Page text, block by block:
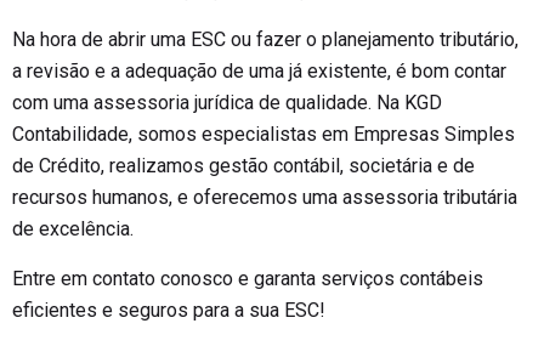
Na hora de abrir uma ESC ou fazer o planejamento tributário,
a revisão e a adequação de uma já existente, é bom contar
com uma assessoria jurídica de qualidade. Na KGD
Contabilidade, somos especialistas em Empresas Simples
de Crédito, realizamos gestão contábil, societária e de
recursos humanos, e oferecemos uma assessoria tributária
de excelência.
Entre em contato conosco e garanta serviços contábeis
eficientes e seguros para a sua ESC!